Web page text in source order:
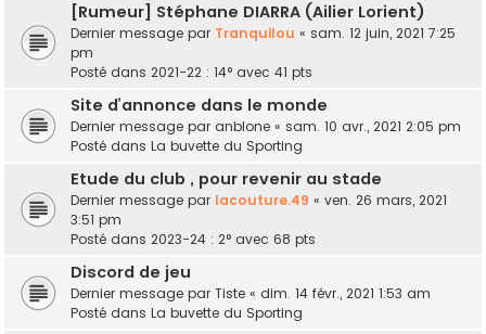
[Rumeur] Stéphane DIARRA (Ailier Lorient)
Dernier message par Tranquilou « sam. 12 juin, 2021 7:25
pm
Posté dans 2021-22 : 14° avec 41 pts
Site d’annonce dans le monde
Dernier message par anblone « sam. 10 avr., 2021 2:05 pm
Posté dans La buvette du Sporting
Etude du club , pour revenir au stade
Dernier message par lacouture.49 « ven. 26 mars, 2021
3:51 pm
Posté dans 2023-24 : 2° avec 68 pts
Discord de jeu
Dernier message par Tiste « dim. 14 févr., 2021 1:53 am
Posté dans La buvette du Sporting